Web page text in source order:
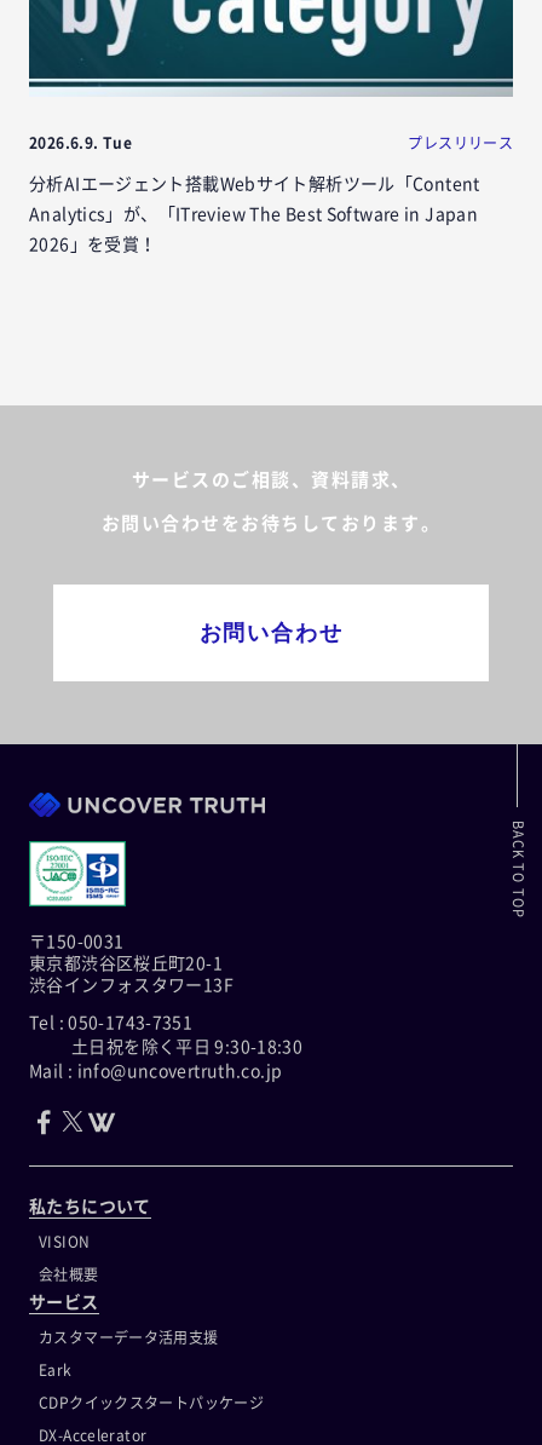
2026.6.9. Tue プレスリリース
分析AIエージェント搭載Webサイト解析ツール「Content
Analytics」が、「ITreview The Best Software in Japan
2026」を受賞！
サービスのご相談、資料請求、
お問い合わせをお待ちしております。
お問い合わせ
〒150-0031
東京都渋谷区桜丘町20-1
渋谷インフォスタワー13F
Tel : 050-1743-7351
土日祝を除く平日 9:30-18:30
Mail : info@uncovertruth.co.jp
私たちについて
VISION
会社概要
サービス
カスタマーデータ活用支援
Eark
CDPクイックスタートパッケージ
DX-Accelerator
BACK TO TOP